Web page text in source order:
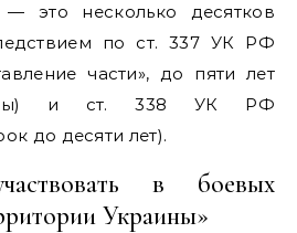
— это несколько десятков
по ст. 337 УК РФ
части», до пяти лет
и ст. 338 УК РФ
до десяти лет).
в боевых
Украины»